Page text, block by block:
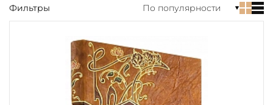
Тиснение
Пол и возраст
Фильтры По популярности